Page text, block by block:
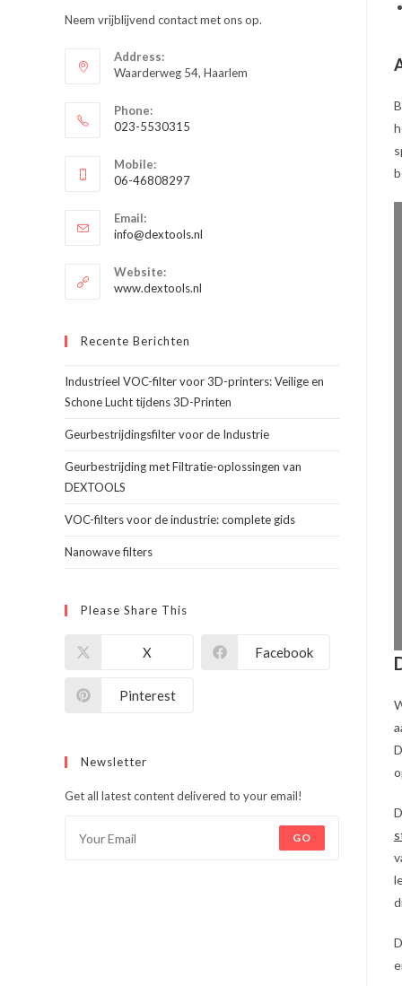
Neem vrijblijvend contact met ons op.
Address:
Waarderweg 54, Haarlem
Phone:
023-5530315
in
je
toepassing
Mobile:
06-46808297
in
je
toepassing
Email:
info@dextools.nl
Website:
www.dextools.nl
Recente Berichten
Industrieel VOC-filter voor 3D-printers: Veilige en
Schone Lucht tijdens 3D-Printen
Geurbestrijdingsfilter voor de Industrie
Geurbestrijding met Filtratie-oplossingen van
DEXTOOLS
VOC-filters voor de industrie: complete gids
Nanowave filters
Please Share This
X Facebook
Pinterest
Newsletter
Get all latest content delivered to your email!
GO